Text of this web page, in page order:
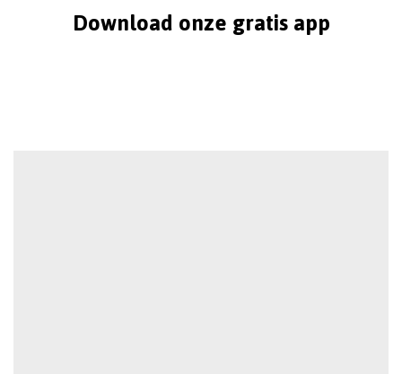
Download onze gratis app